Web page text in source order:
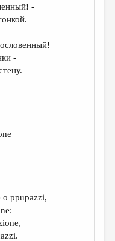
-
-
ppupazzi,